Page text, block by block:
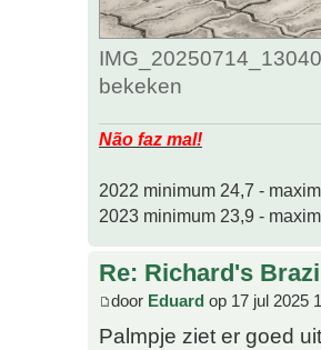
bekeken
Não faz mal!
2022 minimum 24,7 -
2023 minimum 23,9 -
Re: Richard's
door Eduard op 17 jul 2025
Palmpje ziet er goed